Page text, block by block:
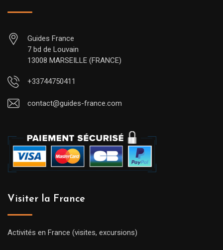
Guides France
7 bd de Louvain
13008 MARSEILLE (FRANCE)
+33744750411
contact@guides-france.com
Visiter la France
Activités en France (visites, excursions)